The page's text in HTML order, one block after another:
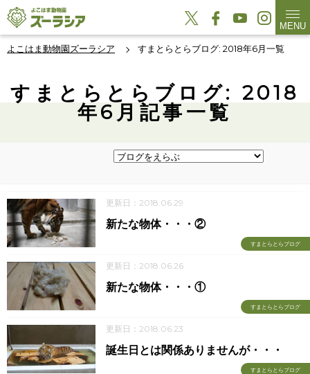
MENU
よこはま動物園ズーラシア すまとらとらブログ: 2018年6月一覧
すまとらとらブログ: 2018
年6月記事一覧
更新日：2018.06.29
すまとらとらブログ
新たな物体・・・②
更新日：2018.06.26
すまとらとらブログ
新たな物体・・・①
更新日：2018.06.23
すまとらとらブログ
誕生日とは関係ありませんが・・・